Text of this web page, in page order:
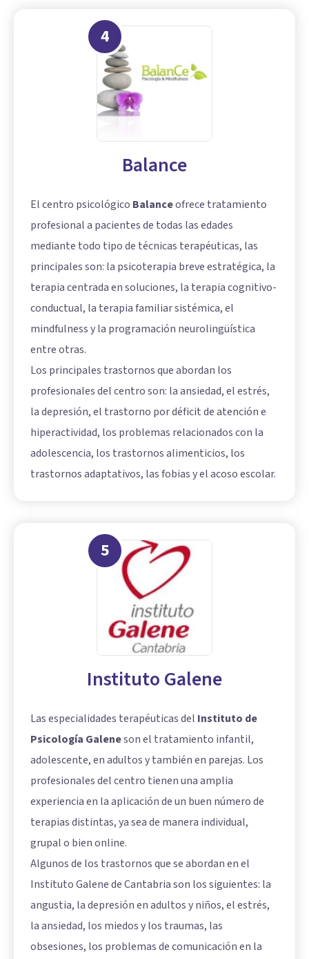
4
Balance
El centro psicológico Balanceofrece tratamiento
profesional a pacientes de todas las edades
mediante todo tipo de técnicas terapéuticas, las
principales son: la psicoterapia breve estratégica, la
terapia centrada en soluciones, la terapia cognitivo-
conductual, la terapia familiar sistémica, el
mindfulness y la programación neurolingüística
entre otras.
Los principales trastornos que abordan los
profesionales del centro son: la ansiedad, el estrés,
la depresión, el trastorno por déficit de atención e
hiperactividad, los problemas relacionados con la
adolescencia, los trastornos alimenticios, los
trastornos adaptativos, las fobias y el acoso escolar.
5
Instituto Galene
Las especialidades terapéuticas del Instituto de
Psicología Galeneson el tratamiento infantil,
adolescente, en adultos y también en parejas. Los
profesionales del centro tienen una amplia
experiencia en la aplicación de un buen número de
terapias distintas, ya sea de manera individual,
grupal o bien online.
Algunos de los trastornos que se abordan en el
Instituto Galene de Cantabria son los siguientes: la
angustia, la depresión en adultos y niños, el estrés,
la ansiedad, los miedos y los traumas, las
obsesiones, los problemas de comunicación en la